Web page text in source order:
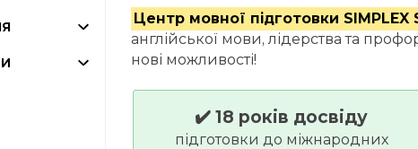
Центр мовної підготовки SIMPLEX
англійської мови, лідерства та
нові можливості!
✔️ 18 років досвіду
підготовки до міжнародних